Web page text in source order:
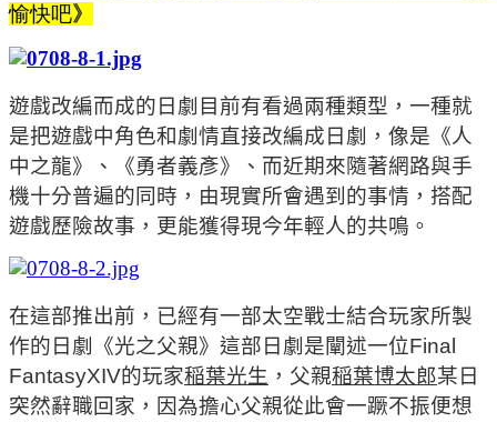
愉快吧》
遊戲改編而成的日劇目前有看過兩種類型，一種就
是把遊戲中角色和劇情直接改編成日劇，像是 《人
中之龍》、《勇者義彥》、而近期來隨著網路與手
機十分普遍的同時，由現實所會遇到的事情，搭配
遊戲歷險故事，更能獲得現今年輕人的共鳴。
在這部推出前，已經有一部太空戰士結合玩家所製
作的日劇《光之父親》這部日劇是闡述一位Final
FantasyXIV的玩家稲葉光生 ，父親稲葉博太郎某日
突然辭職回家，因為擔心父親從此會一蹶不振便想